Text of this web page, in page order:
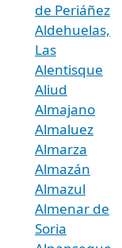
de Periáñez
Aldehuelas,
Las
Alentisque
Aliud
Almajano
Almaluez
Almarza
Almazán
Almazul
Almenar de
Soria